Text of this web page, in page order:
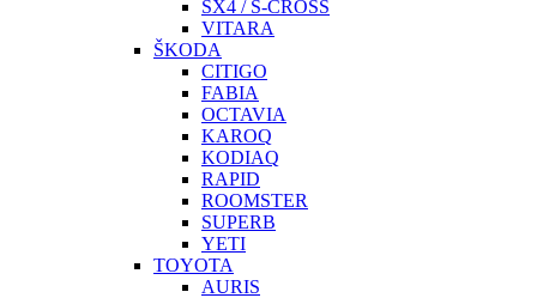
SX4 / S-CROSS
VITARA
ŠKODA
CITIGO
FABIA
OCTAVIA
KAROQ
KODIAQ
RAPID
ROOMSTER
SUPERB
YETI
TOYOTA
AURIS